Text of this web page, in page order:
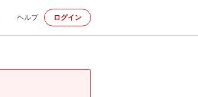
ヘルプ ログイン